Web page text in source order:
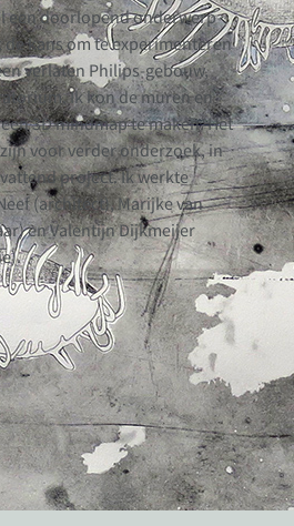
een doorlopend onderwerp
de kans om te experimenteren
verlaten Philips-gebouw,
Ik kon de muren en
3D mindmap te maken. Het
voor verder onderzoek, in
project. Ik werkte
(architect), Marijke van
en Valentijn Dijkmeijer